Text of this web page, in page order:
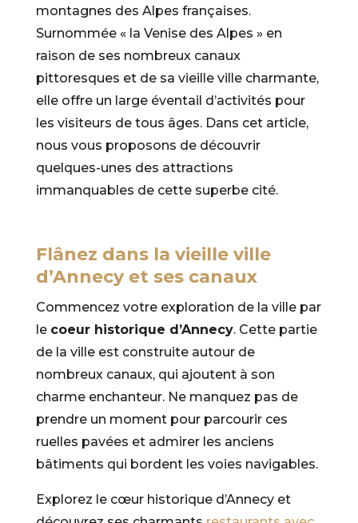
montagnes des Alpes françaises.
Surnommée « la Venise des Alpes » en
raison de ses nombreux canaux
pittoresques et de sa vieille ville charmante,
elle offre un large éventail d’activités pour
les visiteurs de tous âges. Dans cet article,
nous vous proposons de découvrir
quelques-unes des attractions
immanquables de cette superbe cité.
Flânez dans la vieille ville
d’Annecy et ses canaux
Commencez votre exploration de la ville par
le coeur historique d’Annecy. Cette partie
de la ville est construite autour de
nombreux canaux, qui ajoutent à son
charme enchanteur. Ne manquez pas de
prendre un moment pour parcourir ces
ruelles pavées et admirer les anciens
bâtiments qui bordent les voies navigables.
Explorez le cœur historique d’Annecy et